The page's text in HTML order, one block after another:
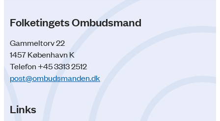
Folketingets Ombudsmand
Gammeltorv 22
1457 København K
Telefon +45 3313 2512
post@ombudsmanden.dk
Links